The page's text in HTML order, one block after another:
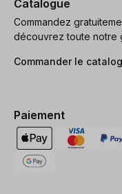
Catalogue
Commandez
découvrez toute notre
Commander le
Paiement